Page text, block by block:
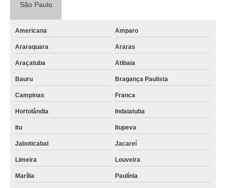
São Paulo
Americana Amparo
Araraquara Araras
Araçatuba Atibaia
Bauru Bragança Paulista
Campinas Franca
Hortolândia Indaiatuba
Itu Itupeva
Jaboticabal Jacareí
Limeira Louveira
Marília Paulínia